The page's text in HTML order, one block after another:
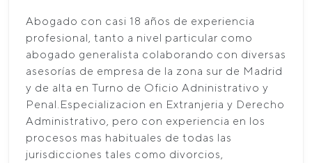
Abogado con casi 18 años de experiencia
profesional, tanto a nivel particular como
abogado generalista colaborando con diversas
asesorías de empresa de la zona sur de Madrid
y de alta en Turno de Oficio Adninistrativo y
Penal.Especializacion en Extranjeria y Derecho
Administrativo, pero con experiencia en los
procesos mas habituales de todas las
jurisdicciones tales como divorcios,